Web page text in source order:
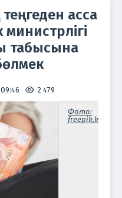
асса
табысына
2 479
Фото:
freepik.kz